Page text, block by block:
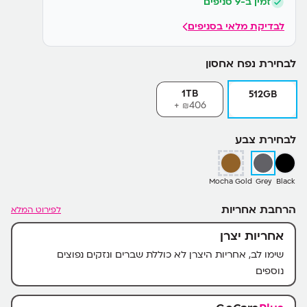
לבדיקת מלאי בסניפים
לבחירת נפח אחסון
512GB
1TB
₪406+
לבחירת צבע
Black
Grey
Mocha Gold
הרחבת אחריות לפירוט המלא
אחריות יצרן
שימו לב, אחריות היצרן לא כוללת שברים ונזקים נפוצים
נוספים